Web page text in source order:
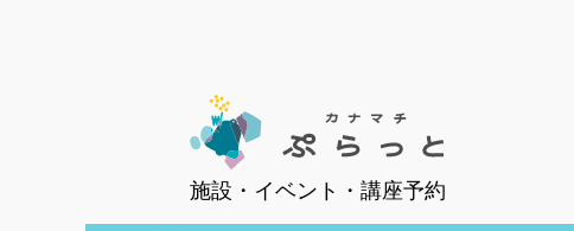
施設・イベント・講座予約